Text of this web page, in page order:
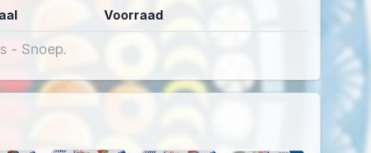
Voorraad
- Snoep.